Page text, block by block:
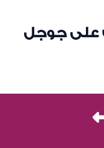
على جوجل